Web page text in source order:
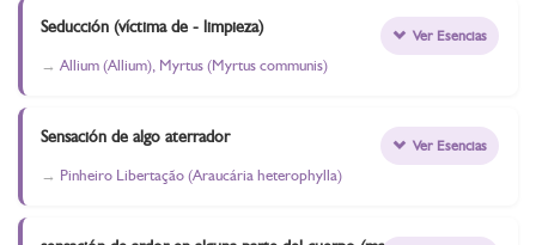
Seducción (víctima de - limpieza)
Allium (Allium), Myrtus (Myrtus communis)
Ver Esencias
Sensación de algo aterrador
Pinheiro Libertação (Araucária heterophylla)
Ver Esencias